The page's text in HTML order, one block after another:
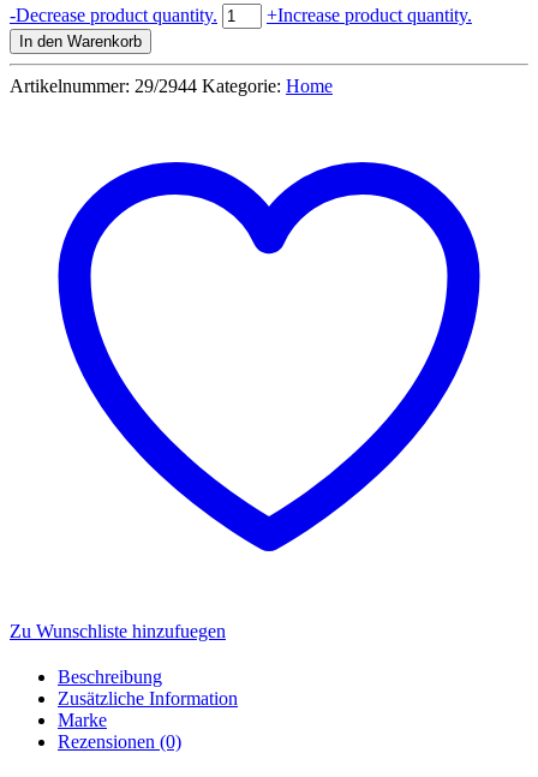
-Decrease product quantity. Vintage
Tafel
Holzrahmen
mit
Memoboard
Menge
+Increase product quantity.
In den Warenkorb
Artikelnummer: 29/2944 Kategorie: Home
Zu Wunschliste hinzufuegen
Beschreibung
Zusätzliche Information
Marke
Rezensionen (0)